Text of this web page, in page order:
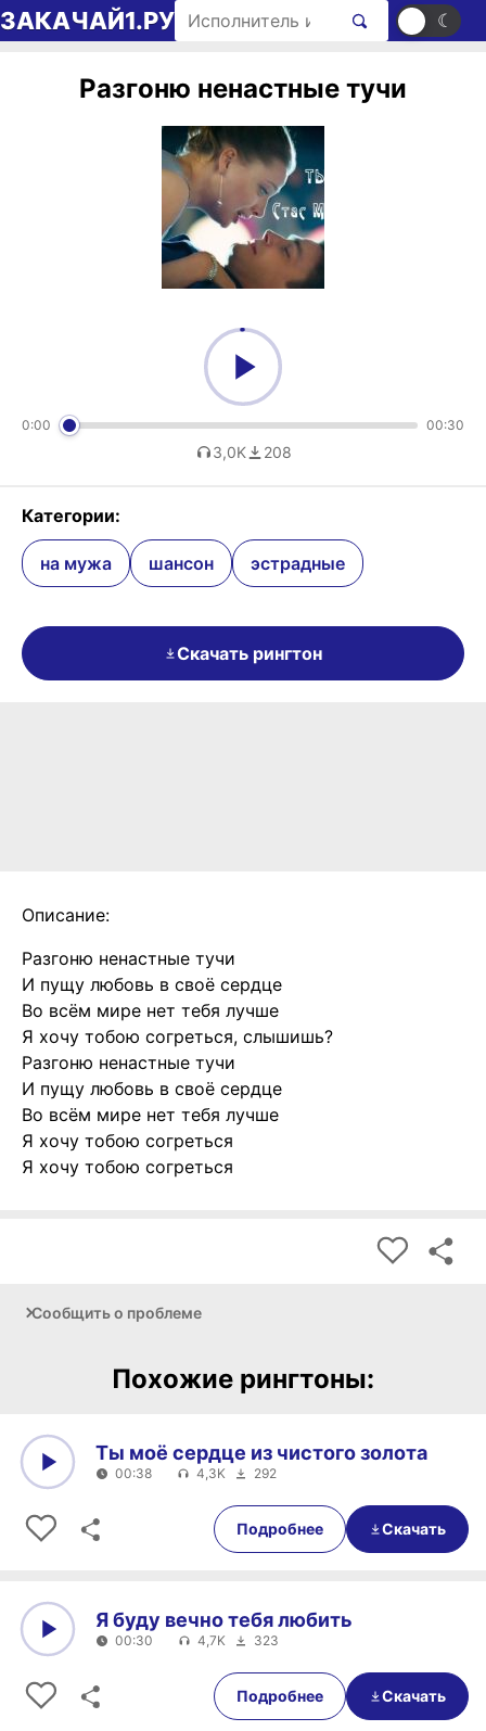
Перейти к содержимому
ЗАКАЧАЙ1.РУ Поиск рингтонов ☀ ☾
Разгоню ненастные тучи
0:00 00:30
3,0K 208
Категории:
на мужа шансон эстрадные
Скачать рингтон
Описание:
Разгоню ненастные тучи
И пущу любовь в своё сердце
Во всём мире нет тебя лучше
Я хочу тобою согреться, слышишь?
Разгоню ненастные тучи
И пущу любовь в своё сердце
Во всём мире нет тебя лучше
Я хочу тобою согреться
Я хочу тобою согреться
Сообщить о проблеме
Похожие рингтоны:
00:38
Ты моё сердце из чистого золота
00:38 4,3K 292
Подробнее Скачать
00:30
Я буду вечно тебя любить
00:30 4,7K 323
Подробнее Скачать